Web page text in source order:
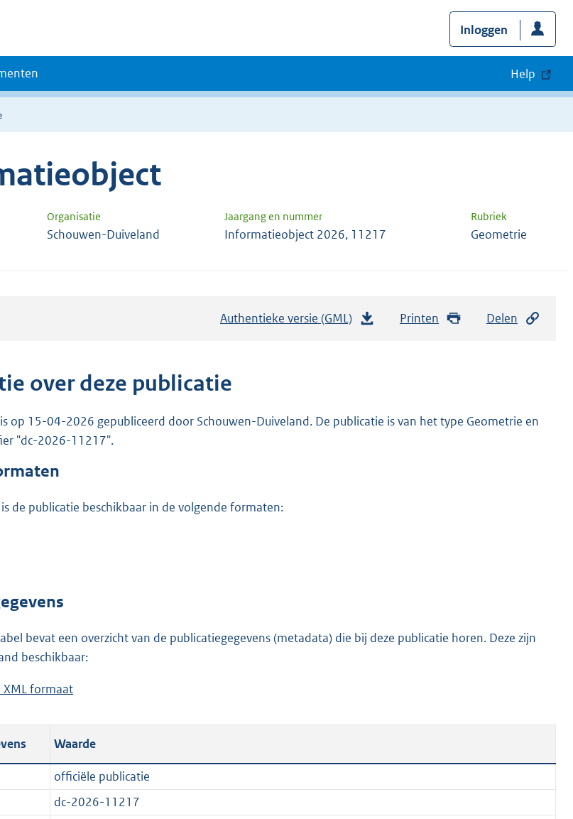
Inloggen
Help
Organisatie Jaargang en nummer Rubriek
Schouwen-Duiveland Informatieobject 2026, 11217 Geometrie
Authentieke versie (GML)
n
K
Printen Delen
over deze publicatie
op 15-04-2026 gepubliceerd door Schouwen-Duiveland. De publicatie is van het type Geometrie en
"dc-2026-11217".
de publicatie beschikbaar in de volgende formaten:
bevat een overzicht van de publicatiegegevens (metadata) die bij deze publicatie horen. Deze zijn
beschikbaar:
formaat
s
t
a
n
d
Waarde
officiële publicatie
dc-2026-11217